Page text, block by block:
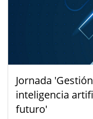
Jornada
inteligencia
futuro'